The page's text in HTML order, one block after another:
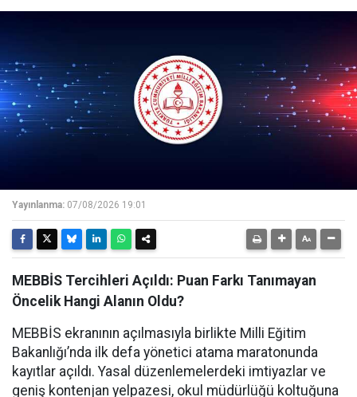
Yayınlanma: 07/08/2026 19:01
MEBBİS Tercihleri Açıldı: Puan Farkı Tanımayan
Öncelik Hangi Alanın Oldu?
MEBBİS ekranının açılmasıyla birlikte Milli Eğitim
Bakanlığı’nda ilk defa yönetici atama maratonunda
kayıtlar açıldı. Yasal düzenlemelerdeki imtiyazlar ve
geniş kontenjan yelpazesi, okul müdürlüğü koltuğuna